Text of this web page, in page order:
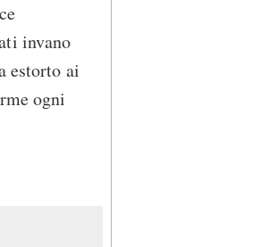
invano
estorto ai
ogni